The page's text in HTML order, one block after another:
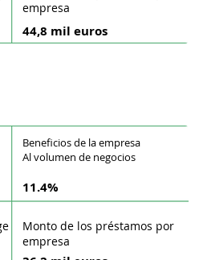
empresa
44,8 mil euros
Beneficios de la empresa
Al volumen de negocios
Monto de los préstamos por
empresa
11.4%